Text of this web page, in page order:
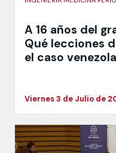
A 16 años del
Qué lecciones
el caso
Viernes 3 de Julio de